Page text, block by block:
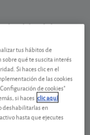
finan-ciera por
a nuestra
de euros para
Finalmente, el
se ha quedado
a esta cantidad
más que
tus hábitos de
qué te suscita interés
Si haces clic en el
de las cookies
de cookies"
si haces clic aquí
deshabilitarlas en
hasta que ejecutes